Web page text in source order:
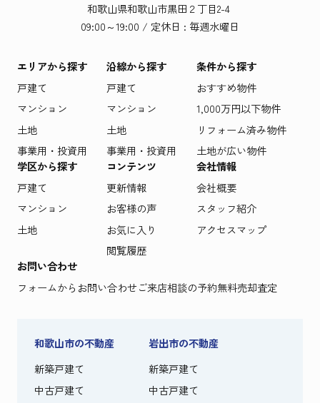
和歌山県和歌山市黒田２丁目2-4
09:00～19:00 / 定休日 : 毎週水曜日
エリアから探す
戸建て
マンション
土地
事業用・投資用
沿線から探す
戸建て
マンション
土地
事業用・投資用
条件から探す
おすすめ物件
1,000万円以下物件
リフォーム済み物件
土地が広い物件
学区から探す
戸建て
マンション
土地
コンテンツ
更新情報
お客様の声
お気に入り
閲覧履歴
会社情報
会社概要
スタッフ紹介
アクセスマップ
お問い合わせ
フォームからお問い合わせご来店相談の予約無料売却査定
和歌山市の不動産
新築戸建て
中古戸建て
岩出市の不動産
新築戸建て
中古戸建て